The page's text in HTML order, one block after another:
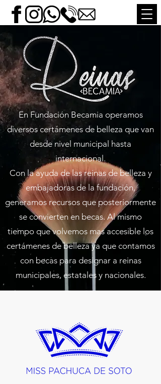
En Fundación Becamia operamos
diversos certámenes de belleza que van
desde nivel municipal hasta
internacional.
Con la ayuda de las reinas de belleza y
embajadoras de la fundación,
generamos recursos que posteriormente
se convierten en becas. Al mismo
tiempo que volvemos mas accesible los
certámenes de belleza ya que contamos
con becas para designar a reinas
municipales, estatales y nacionales.